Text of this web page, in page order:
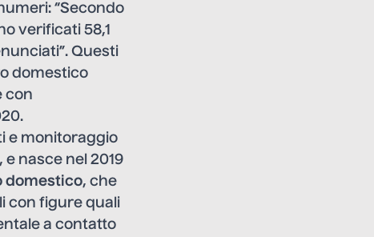
“Secondo
verificati 58,1
Questi
domestico
con
e monitoraggio
nasce nel 2019
domestico, che
con figure quali
a contatto